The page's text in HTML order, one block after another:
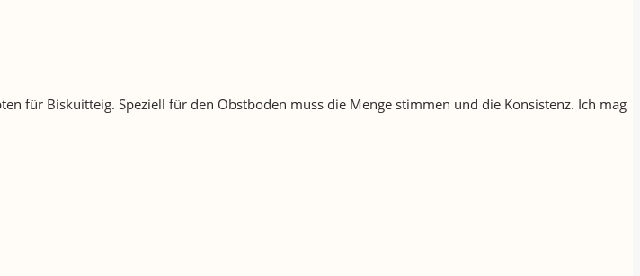
für Biskuitteig. Speziell für den Obstboden muss die Menge stimmen und die Konsistenz. Ich mag